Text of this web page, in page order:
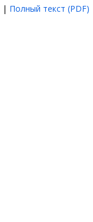
| Полный текст (PDF)